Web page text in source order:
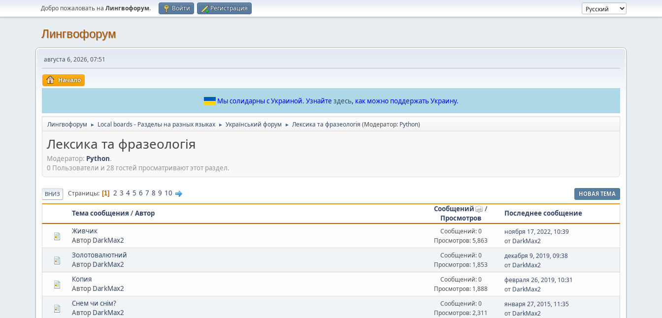
Добро пожаловать на Лингвофорум. Войти Регистрация
Лингвофорум
августа 6, 2026, 07:51
Начало
Мы солидарны с Украиной. Узнайте здесь, как можно поддержать Украину.
Лингвофорум ► Local boards - Разделы на разных языках ► Український форум ► Лексика та фразеологія (Модератор: Python)
Лексика та фразеологія
Модератор: Python.
0 Пользователи и 28 гостей просматривают этот раздел.
ВНИЗ Страницы 1 2 3 4 5 6 7 8 9 10 НОВАЯ ТЕМА
Тема сообщения /Автор
Сообщений
/
Просмотров
Последнее сообщение
Живчик
Автор DarkMax2
Сообщений: 0
Просмотров: 5,863
ноября 17, 2022, 10:39
от DarkMax2
Золотовалютний
Автор DarkMax2
Сообщений: 0
Просмотров: 1,853
декабря 9, 2019, 09:38
от DarkMax2
Копия
Автор DarkMax2
Сообщений: 0
Просмотров: 1,888
февраля 26, 2019, 10:31
от DarkMax2
Снем чи снім?
Автор DarkMax2
Сообщений: 0
Просмотров: 2,311
января 27, 2015, 11:35
от DarkMax2